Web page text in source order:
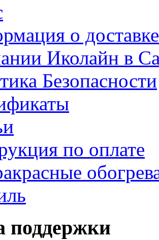
о доставке
Иколайн в
Безопасности
по оплате
поддержки